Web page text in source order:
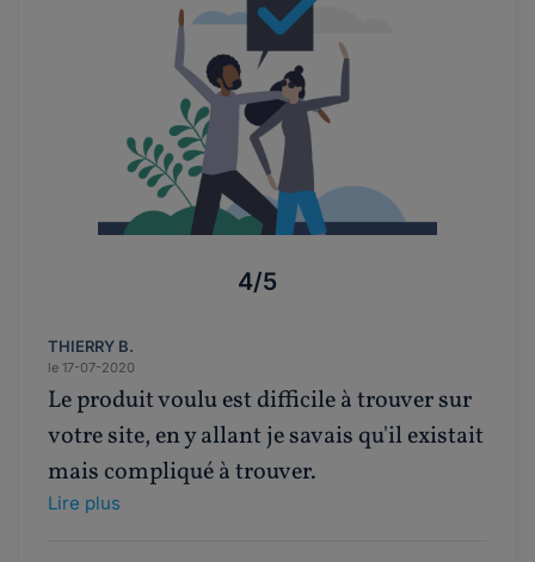
4/5
THIERRY B.
le 17-07-2020
Le produit voulu est difficile à trouver sur
votre site, en y allant je savais qu'il existait
mais compliqué à trouver.
Lire plus